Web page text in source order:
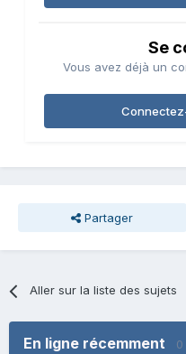
Se
Vous avez déjà un
Partager
Aller sur la liste des sujets
En ligne récemment